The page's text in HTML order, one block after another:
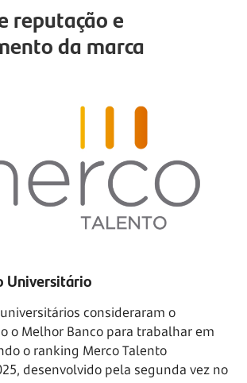
reputação e
da marca
Universitário
consideraram o
o Melhor Banco para trabalhar em
o ranking Merco Talento
desenvolvido pela segunda vez no